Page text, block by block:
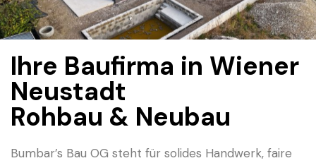
Ihre Baufirma in Wiener
Neustadt
Rohbau & Neubau
Bumbar’s Bau OG steht für solides Handwerk, faire